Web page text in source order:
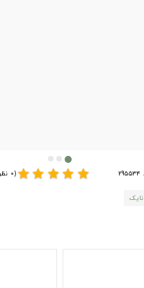
star
star
star
star
star(0 نظر)
نایک